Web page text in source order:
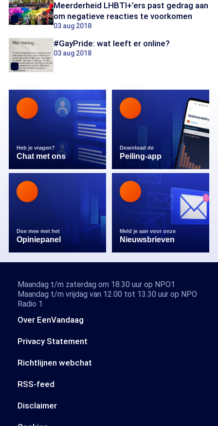
Meerderheid LHBTI+’ers past gedrag aan
om negatieve reacties te voorkomen
03 aug 2018
#GayPride: wat leeft er online?
03 aug 2018
Heb je vragen?
Chat met ons
Download de
Peiling-app
Doe mee met het
Opiniepanel
Meld je aan voor onze
Nieuwsbrieven
Over EenVandaag
Privacy Statement
Richtlijnen webchat
RSS-feed
Disclaimer
Maandag t/m zaterdag om 18.30 uur op NPO1
Maandag t/m vrijdag van 12.00 tot 13.30 uur op NPO
Radio 1